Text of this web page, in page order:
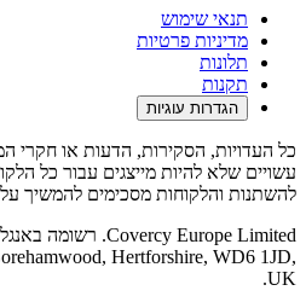
תנאי שימוש
מדיניות פרטיות
תלונות
תקנות
הגדרות עוגיות
כל העדויות, הסקירות, הדעות או חקרי
עשויים שלא להיות מייצגים עבור כל
להשתנות והלקוחות מסכימים להמשיך
Hertforshire, WD6 1JD,
UK.